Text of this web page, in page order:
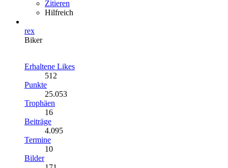
Zitieren
Hilfreich
rex
Biker
Erhaltene Likes
512
Punkte
25.053
Trophäen
16
Beiträge
4.095
Termine
10
Bilder